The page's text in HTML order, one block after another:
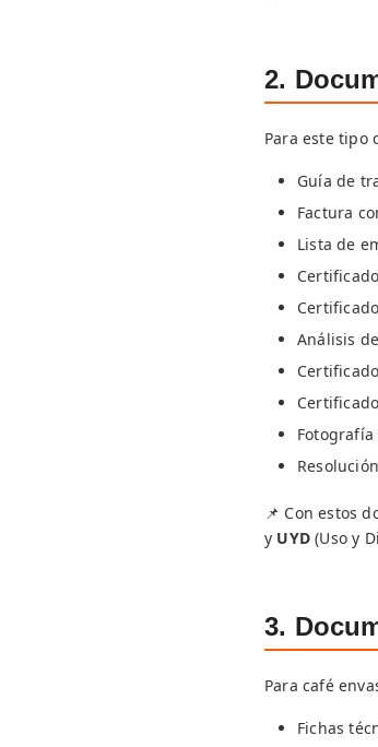
2.
Para este tipo
Guía de
Factura
Lista de
Análisis
Fotografía
📌 Con estos
y UYD (Uso y
3.
Para café
Fichas